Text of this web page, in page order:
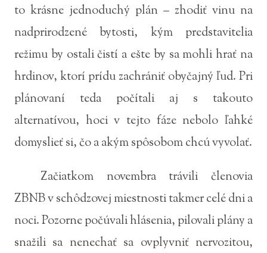
to krásne jednoduchý plán – zhodiť vinu na
nadprirodzené bytosti, kým predstavitelia
režimu by ostali čistí a ešte by sa mohli hrať na
hrdinov, ktorí prídu zachrániť obyčajný ľud. Pri
plánovaní teda počítali aj s takouto
alternatívou, hoci v tejto fáze nebolo ľahké
domyslieť si, čo a akým spôsobom chcú vyvolať.
Začiatkom novembra trávili členovia
ZBNB v schôdzovej miestnosti takmer celé dni a
noci. Pozorne počúvali hlásenia, pilovali plány a
snažili sa nenechať sa ovplyvniť nervozitou,